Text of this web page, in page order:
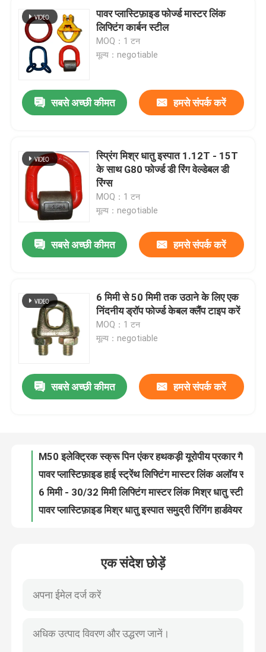
घर
उत्पादों
वीडियो
कारखाना भ्रमण
गुणवत्ता नियंत्रण
पावर प्लास्टिफ़ाइड फोर्ज्ड मास्टर लिंक
लिफ्टिंग कार्बन स्टील
MOQ：1 टन
मूल्य：negotiable
सबसे अच्छी कीमत हमसे संपर्क करें
स्प्रिंग मिश्र धातु इस्पात 1.12T - 15T
के साथ G80 फोर्ज्ड डी रिंग वेल्डेबल डी
रिंग्स
MOQ：1 टन
मूल्य：negotiable
सबसे अच्छी कीमत हमसे संपर्क करें
6 मिमी से 50 मिमी तक उठाने के लिए एक
निंदनीय ड्रॉप फोर्ज्ड केबल क्लैंप टाइप करें
MOQ：1 टन
मूल्य：negotiable
सबसे अच्छी कीमत हमसे संपर्क करें
M50 इलेक्ट्रिक स्क्रू पिन एंकर हथकड़ी यूरोपीय प्रकार गैल्वेनाइज्ड एंकर हथकड़ी
6 मिमी से 30/32 मिमी G80 हुक कलर पेंटेड कनेक्टिंग लिंक
ड्रॉप फोर्ज्ड मास्टर लिंक G80 A337 अलॉय स्टील कनेक्टिंग लिंक
7 मिमी - 32 मिमी स्टेनलेस स्टील चेन कनेक्टिंग लिंक चेन कपलिंग लिंक
एक संदेश छोड़ें